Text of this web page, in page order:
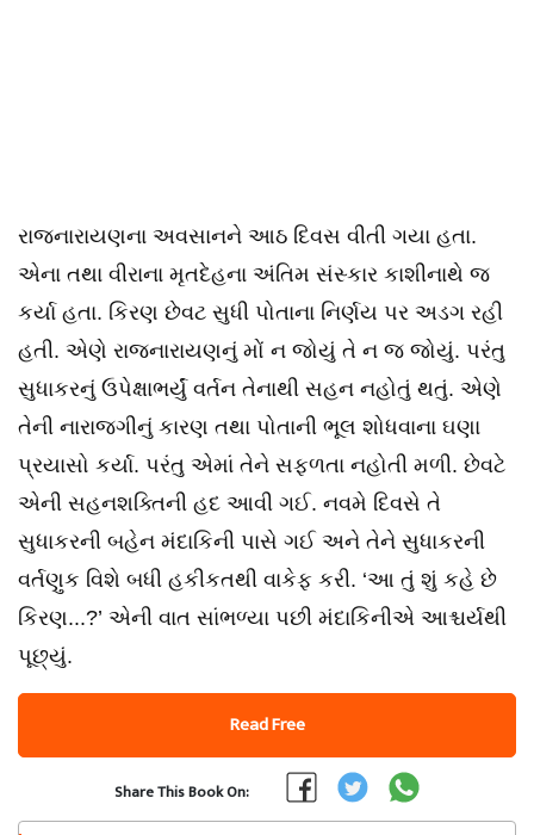
રાજનારાયણના અવસાનને આઠ દિવસ વીતી ગયા હતા.
એના તથા વીરાના મૃતદેહના અંતિમ સંસ્કાર કાશીનાથે જ
કર્યા હતા. કિરણ છેવટ સુધી પોતાના નિર્ણય પર અડગ રહી
હતી. એણે રાજનારાયણનું મોં ન જોયું તે ન જ જોયું. પરંતુ
સુધાકરનું ઉપેક્ષાભર્યું વર્તન તેનાથી સહન નહોતું થતું. એણે
તેની નારાજગીનું કારણ તથા પોતાની ભૂલ શોધવાના ઘણા
પ્રયાસો કર્યા. પરંતુ એમાં તેને સફળતા નહોતી મળી. છેવટે
એની સહનશક્તિની હદ આવી ગઈ. નવમે દિવસે તે
સુધાકરની બહેન મંદાકિની પાસે ગઈ અને તેને સુધાકરની
વર્તણુક વિશે બધી હકીકતથી વાકેફ કરી. ‘આ તું શું કહે છે
કિરણ...?’ એની વાત સાંભળ્યા પછી મંદાકિનીએ આશ્ચર્યથી
પૂછ્યું.
Read Free
Share This Book On: